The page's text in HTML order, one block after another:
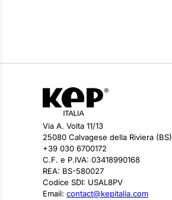
Via A. Volta 11/13
25080 Calvagese della Riviera (BS)
+39 030 6700172
C.F. e P.IVA: 03418990168
REA: BS-580027
Codice SDI: USAL8PV
Email: contact@kepitalia.com